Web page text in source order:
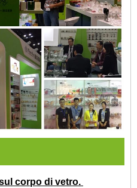
corpo di vetro.